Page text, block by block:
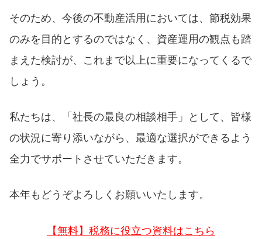
そのため、今後の不動産活用においては、節税効果
のみを目的とするのではなく、資産運用の観点も踏
まえた検討が、これまで以上に重要になってくるで
しょう。
私たちは、「社長の最良の相談相手」として、皆様
の状況に寄り添いながら、最適な選択ができるよう
全力でサポートさせていただきます。
本年もどうぞよろしくお願いいたします。
【無料】税務に役立つ資料はこちら